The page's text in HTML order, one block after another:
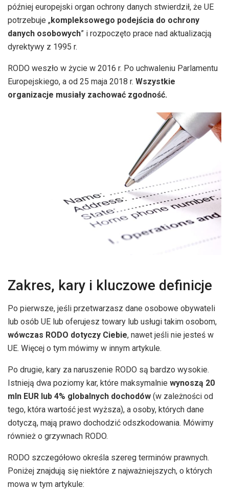
później europejski organ ochrony danych stwierdził, że UE
potrzebuje „kompleksowego podejścia do ochrony
danych osobowych” i rozpoczęto prace nad aktualizacją
dyrektywy z 1995 r.
RODO weszło w życie w 2016 r. Po uchwaleniu Parlamentu
Europejskiego, a od 25 maja 2018 r. Wszystkie
organizacje musiały zachować zgodność.
Zakres, kary i kluczowe definicje
Po pierwsze, jeśli przetwarzasz dane osobowe obywateli
lub osób UE lub oferujesz towary lub usługi takim osobom,
wówczas RODO dotyczy Ciebie, nawet jeśli nie jesteś w
UE. Więcej o tym mówimy w innym artykule.
Po drugie, kary za naruszenie RODO są bardzo wysokie.
Istnieją dwa poziomy kar, które maksymalnie wynoszą 20
mln EUR lub 4% globalnych dochodów (w zależności od
tego, która wartość jest wyższa), a osoby, których dane
dotyczą, mają prawo dochodzić odszkodowania. Mówimy
również o grzywnach RODO.
RODO szczegółowo określa szereg terminów prawnych.
Poniżej znajdują się niektóre z najważniejszych, o których
mowa w tym artykule: